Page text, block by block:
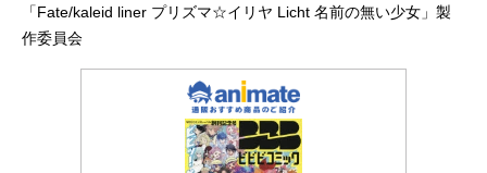
「Fate/kaleid liner プリズマ☆イリヤ Licht 名前の無い少女」製
作委員会